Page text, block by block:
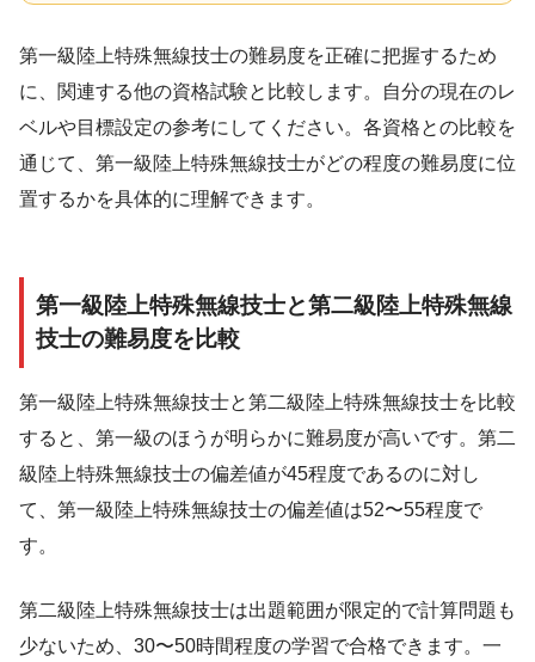
第一級陸上特殊無線技士の難易度を正確に把握するため
に、関連する他の資格試験と比較します。自分の現在のレ
ベルや目標設定の参考にしてください。各資格との比較を
通じて、第一級陸上特殊無線技士がどの程度の難易度に位
置するかを具体的に理解できます。
第一級陸上特殊無線技士と第二級陸上特殊無線
技士の難易度を比較
第一級陸上特殊無線技士と第二級陸上特殊無線技士を比較
すると、第一級のほうが明らかに難易度が高いです。第二
級陸上特殊無線技士の偏差値が45程度であるのに対し
て、第一級陸上特殊無線技士の偏差値は52〜55程度で
す。
第二級陸上特殊無線技士は出題範囲が限定的で計算問題も
少ないため、30〜50時間程度の学習で合格できます。一